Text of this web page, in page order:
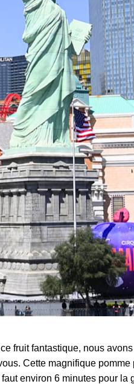
fruit fantastique, nous avons
Cette magnifique pomme
environ 6 minutes pour la